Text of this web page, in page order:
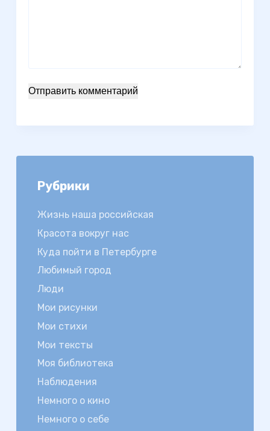
Отправить комментарий
Рубрики
Жизнь наша российская
Красота вокруг нас
Куда пойти в Петербурге
Любимый город
Люди
Мои рисунки
Мои стихи
Мои тексты
Моя библиотека
Наблюдения
Немного о кино
Немного о себе